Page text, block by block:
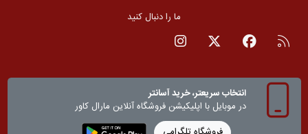
ما را دنبال کنید
RSS صفحه فیسبوک
صفحه تویترصفحه اینستاگرام
انتخاب سریعتر، خرید آسانتر
در موبایل با اپلیکیشن‌ فروشگاه آنلاین مارال کاور